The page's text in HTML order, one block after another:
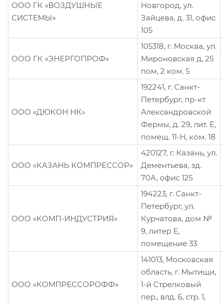
ООО ГК «ВОЗДУШНЫЕ
СИСТЕМЫ»
Новгород, ул.
Зайцева, д. 31, офис
105
ООО ГК «ЭНЕРГОПРОФ»
105318, г. Москва, ул.
Мироновская д, 25
пом, 2 ком. 5
ООО «ДЮКОН НК»
192241, г. Санкт-
Петербург, пр-кт
Александровской
Фермы, д. 29, лит. Е,
помещ. 11-Н, ком. 18
ООО «КАЗАНЬ КОМПРЕССОР»
420127, г. Казань, ул.
Дементьева, зд.
70А, офис 125
ООО «КОМП-ИНДУСТРИЯ»
194223, г. Санкт-
Петербург, ул.
Курчатова, дом №
9, литер Е,
помещение 33
ООО «КОМПРЕССОРОФФ»
141013, Московская
область, г. Мытищи,
1-й Стрелковый
пер., влд. 6, стр. 1,